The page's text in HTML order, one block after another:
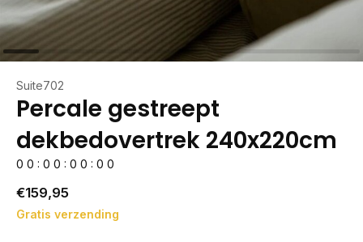
Suite702
Percale gestreept
dekbedovertrek 240x220cm
0 0 : 0 0 : 0 0 : 0 0
€159,95
Gratis verzending